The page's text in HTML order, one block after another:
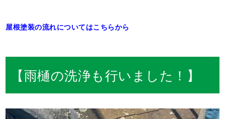
屋根塗装の流れについてはこちらから
【雨樋の洗浄も行いました！】